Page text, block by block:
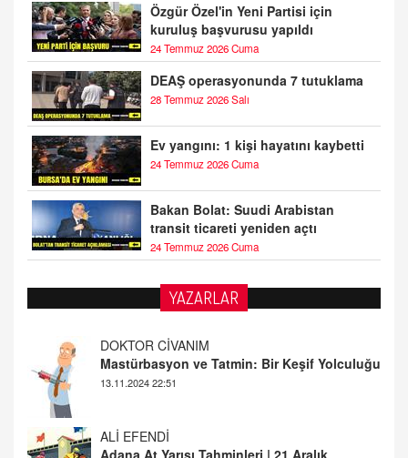
Özgür Özel'in Yeni Partisi için
kuruluş başvurusu yapıldı
24 Temmuz 2026 Cuma
DEAŞ operasyonunda 7 tutuklama
28 Temmuz 2026 Salı
Ev yangını: 1 kişi hayatını kaybetti
24 Temmuz 2026 Cuma
Bakan Bolat: Suudi Arabistan
transit ticareti yeniden açtı
24 Temmuz 2026 Cuma
YAZARLAR
DOKTOR CİVANIM
Mastürbasyon ve Tatmin: Bir Keşif Yolculuğu
ALİ EFENDİ
20.12.2024 12:46